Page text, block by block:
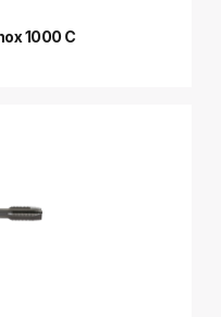
1000 C